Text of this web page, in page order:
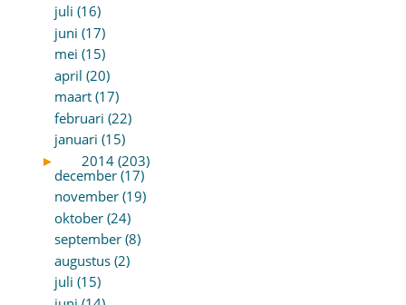
juli (16)
juni (17)
mei (15)
april (20)
maart (17)
februari (22)
januari (15)
►
2014 (203)
december (17)
november (19)
oktober (24)
september (8)
augustus (2)
juli (15)